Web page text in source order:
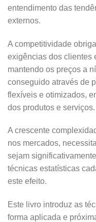
entendimento das
externos.
A competitividade
exigências dos clientes
mantendo os preços a
conseguido através de
flexíveis e otimizados,
dos produtos e serviços.
A crescente
nos mercados,
sejam
técnicas estatísticas
este efeito.
Este livro introduz as
forma aplicada e